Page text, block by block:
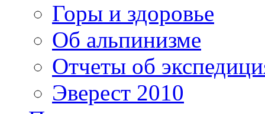
Горы и здоровье
Об альпинизме
Отчеты об
Эверест 2010